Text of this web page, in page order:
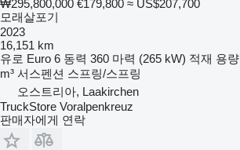
₩295,800,000 €179,800 ≈ US$207,700
모래살포기
2023
16,151 km
유로 Euro 6 동력 360 마력 (265 kW) 적재 용량
m³ 서스펜션 스프링/스프링
오스트리아, Laakirchen
TruckStore Voralpenkreuz
판매자에게 연락